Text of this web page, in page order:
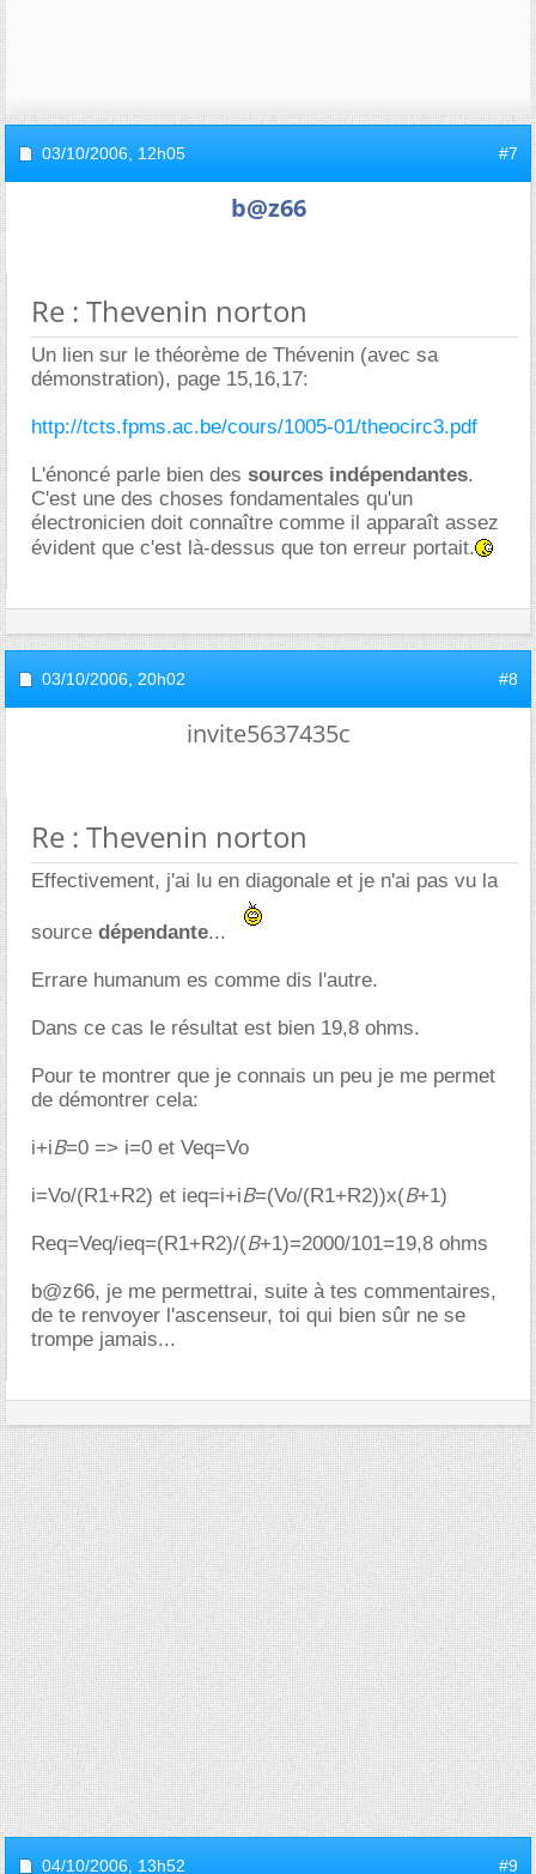
03/10/2006, 12h05 #7
b@z66
Re : Thevenin norton
Un lien sur le théorème de Thévenin (avec sa
démonstration), page 15,16,17:
http://tcts.fpms.ac.be/cours/1005-01/theocirc3.pdf
L'énoncé parle bien des sources indépendantes.
C'est une des choses fondamentales qu'un
électronicien doit connaître comme il apparaît assez
évident que c'est là-dessus que ton erreur portait.
03/10/2006, 20h02 #8
invite5637435c
Re : Thevenin norton
Effectivement, j'ai lu en diagonale et je n'ai pas vu la
source dépendante...
Errare humanum es comme dis l'autre.
Dans ce cas le résultat est bien 19,8 ohms.
Pour te montrer que je connais un peu je me permet
de démontrer cela:
i+iB=0 => i=0 et Veq=Vo
i=Vo/(R1+R2) et ieq=i+iB=(Vo/(R1+R2))x(B+1)
Req=Veq/ieq=(R1+R2)/(B+1)=2000/101=19,8 ohms
b@z66, je me permettrai, suite à tes commentaires,
de te renvoyer l'ascenseur, toi qui bien sûr ne se
trompe jamais...
04/10/2006, 13h52 #9